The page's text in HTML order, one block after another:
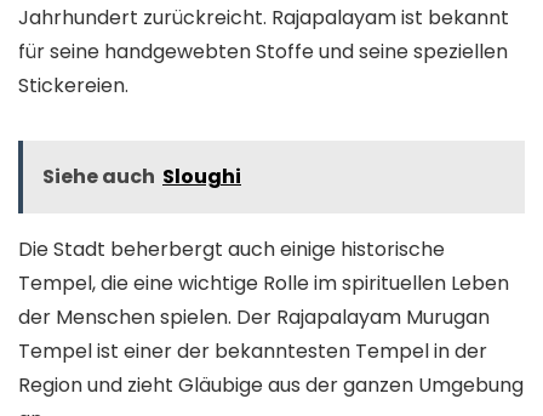
Jahrhundert zurückreicht. Rajapalayam ist bekannt
für seine handgewebten Stoffe und seine speziellen
Stickereien.
Siehe auch Sloughi
Die Stadt beherbergt auch einige historische
Tempel, die eine wichtige Rolle im spirituellen Leben
der Menschen spielen. Der Rajapalayam Murugan
Tempel ist einer der bekanntesten Tempel in der
Region und zieht Gläubige aus der ganzen Umgebung